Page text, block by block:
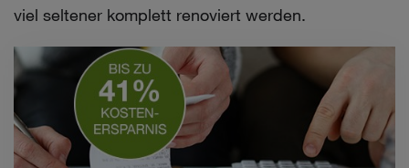
viel seltener komplett renoviert werden.